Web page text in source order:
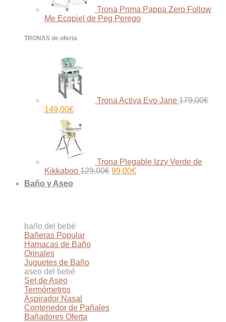
Trona Prima Pappa Zero Follow
Me Ecopiel de Peg Perego
TRONAS de oferta
Trona Activa Evo Jane 179,00€
El
precio
original
179,00€.
149,00€El
actual
es:
149,00€.
Trona Plegable Izzy Verde de
Kikkaboo 129,00€ El
99,00€El
Baño y Aseo
baño del bebé
Bañeras
Hamacas de Baño
Orinales
Juguetes de Baño
aseo del bebé
Set de Aseo
Termómetros
Aspirador Nasal
Contenedor de Pañales
Bañadores